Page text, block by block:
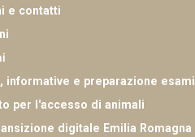
e contatti
informative e preparazione esami
per l'accesso di animali
digitale Emilia Romagna